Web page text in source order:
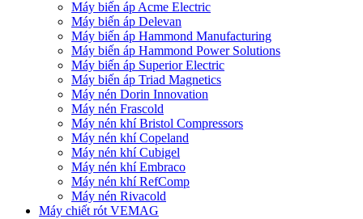
Máy biến áp Acme Electric
Máy biến áp Delevan
Máy biến áp Hammond Manufacturing
Máy biến áp Hammond Power Solutions
Máy biến áp Superior Electric
Máy biến áp Triad Magnetics
Máy nén Dorin Innovation
Máy nén Frascold
Máy nén khí Bristol Compressors
Máy nén khí Copeland
Máy nén khí Cubigel
Máy nén khí Embraco
Máy nén khí RefComp
Máy nén Rivacold
Máy chiết rót VEMAG